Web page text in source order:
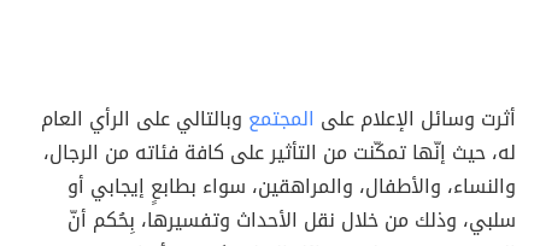
أثرت وسائل الإعلام على المجتمع وبالتالي على الرأي العام
له، حيث إنّها تمكّنت من التأثير على كافة فئاته من الرجال،
والنساء، والأطفال، والمراهقين، سواء بطابعٍ إيجابي أو
سلبي، وذلك من خلال نقل الأحداث وتفسيرها، بِحُكم أنّ